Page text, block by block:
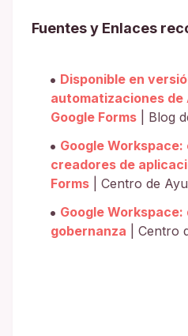
Fuentes y Enlaces
Disponible en
automatizaciones
Google Forms | Blog
Google
creadores de
Forms | Centro de
Google
gobernanza | Centro